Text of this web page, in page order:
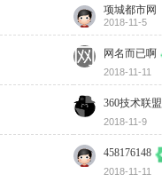
项城都市网
2018-11-5
网名而已啊
2018-11-11
360技术联盟
2018-11-9
458176148
2018-11-11